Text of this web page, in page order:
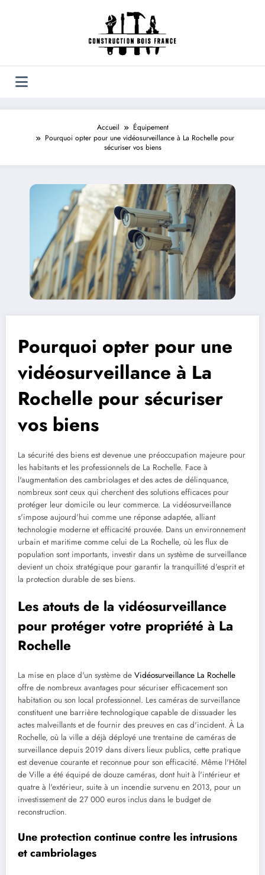
Accueil
Équipement
Pourquoi opter pour une vidéosurveillance à La Rochelle pour
sécuriser vos biens
Pourquoi opter pour une
vidéosurveillance à La
Rochelle pour sécuriser
vos biens
La sécurité des biens est devenue une préoccupation majeure pour
les habitants et les professionnels de La Rochelle. Face à
l'augmentation des cambriolages et des actes de délinquance,
nombreux sont ceux qui cherchent des solutions efficaces pour
protéger leur domicile ou leur commerce. La vidéosurveillance
s'impose aujourd'hui comme une réponse adaptée, alliant
technologie moderne et efficacité prouvée. Dans un environnement
urbain et maritime comme celui de La Rochelle, où les flux de
population sont importants, investir dans un système de surveillance
devient un choix stratégique pour garantir la tranquillité d'esprit et
la protection durable de ses biens.
Les atouts de la vidéosurveillance
pour protéger votre propriété à La
Rochelle
La mise en place d'un système de Vidéosurveillance La Rochelle
offre de nombreux avantages pour sécuriser efficacement son
habitation ou son local professionnel. Les caméras de surveillance
constituent une barrière technologique capable de dissuader les
actes malveillants et de fournir des preuves en cas d'incident. À La
Rochelle, où la ville a déjà déployé une trentaine de caméras de
surveillance depuis 2019 dans divers lieux publics, cette pratique
est devenue courante et reconnue pour son efficacité. Même l'Hôtel
de Ville a été équipé de douze caméras, dont huit à l'intérieur et
quatre à l'extérieur, suite à un incendie survenu en 2013, pour un
investissement de 27 000 euros inclus dans le budget de
reconstruction.
Une protection continue contre les intrusions
et cambriolages